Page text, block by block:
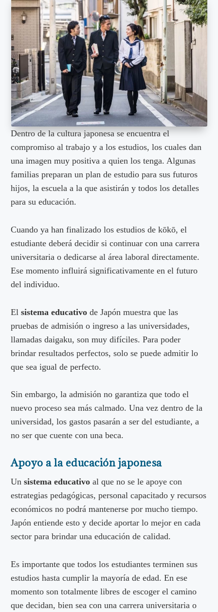
Dentro de la cultura japonesa se encuentra el
compromiso al trabajo y a los estudios, los cuales dan
una imagen muy positiva a quien los tenga. Algunas
familias preparan un plan de estudio para sus futuros
hijos, la escuela a la que asistirán y todos los detalles
para su educación.
Cuando ya han finalizado los estudios de kōkō, el
estudiante deberá decidir si continuar con una carrera
universitaria o dedicarse al área laboral directamente.
Ese momento influirá significativamente en el futuro
del individuo.
Elsistema educativo de Japón muestra que las
pruebas de admisión o ingreso a las universidades,
llamadas daigaku, son muy difíciles. Para poder
brindar resultados perfectos, solo se puede admitir lo
que sea igual de perfecto.
Sin embargo, la admisión no garantiza que todo el
nuevo proceso sea más calmado. Una vez dentro de la
universidad, los gastos pasarán a ser del estudiante, a
no ser que cuente con una beca.
Apoyo a la educación japonesa
Unsistema educativo al que no se le apoye con
estrategias pedagógicas, personal capacitado y recursos
económicos no podrá mantenerse por mucho tiempo.
Japón entiende esto y decide aportar lo mejor en cada
sector para brindar una educación de calidad.
Es importante que todos los estudiantes terminen sus
estudios hasta cumplir la mayoría de edad. En ese
momento son totalmente libres de escoger el camino
que decidan, bien sea con una carrera universitaria o